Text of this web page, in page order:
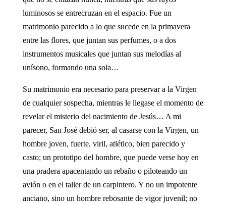
luminosos se entrecruzan en el espacio. Fue un
matrimonio parecido a lo que sucede en la primavera
entre las flores, que juntan sus perfumes, o a dos
instrumentos musicales que juntan sus melodías al
unísono, formando una sola…
Su matrimonio era necesario para preservar a la Virgen
de cualquier sospecha, mientras le llegase el momento de
revelar el misterio del nacimiento de Jesús… A mi
parecer, San José debió ser, al casarse con la Virgen, un
hombre joven, fuerte, viril, atlético, bien parecido y
casto; un prototipo del hombre, que puede verse hoy en
una pradera apacentando un rebaño o piloteando un
avión o en el taller de un carpintero. Y no un impotente
anciano, sino un hombre rebosante de vigor juvenil; no